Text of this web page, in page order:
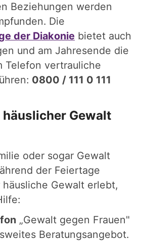
Beziehungen werden
Die
der Diakonie bietet auch
und am Jahresende die
Telefon vertrauliche
0800 / 111 0 111
Gewalt
oder sogar Gewalt
der Feiertage
häusliche Gewalt erlebt,
„Gewalt gegen Frauen"
Beratungsangebot.